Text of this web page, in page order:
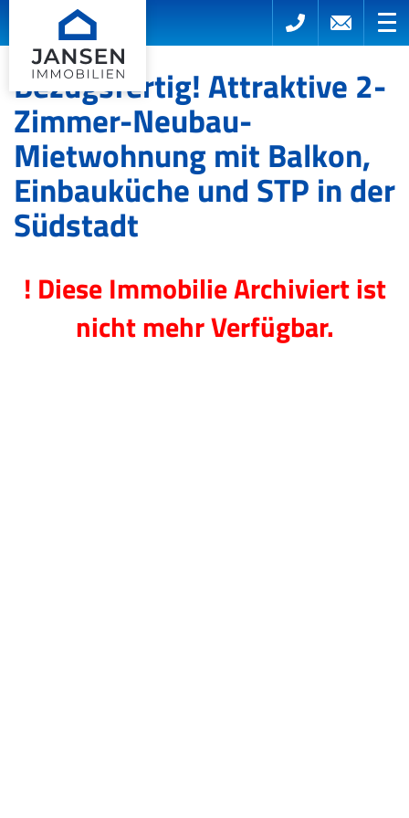
Bezugsfertig! Attraktive 2-
Zimmer-Neubau-
Mietwohnung mit Balkon,
Einbauküche und STP in der
Südstadt
! Diese Immobilie Archiviert ist
nicht mehr Verfügbar.